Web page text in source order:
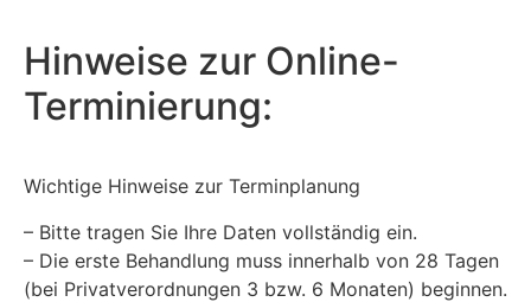
Hinweise zur Online-
Terminierung:
Wichtige Hinweise zur Terminplanung
– Bitte tragen Sie Ihre Daten vollständig ein.
– Die erste Behandlung muss innerhalb von 28 Tagen
(bei Privatverordnungen 3 bzw. 6 Monaten) beginnen.